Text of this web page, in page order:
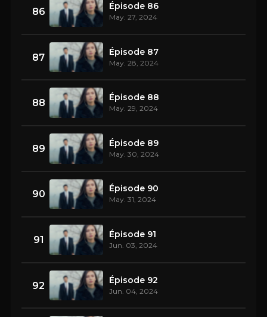
86 Épisode 86
May. 27, 2024
87 Épisode 87
May. 28, 2024
88 Épisode 88
May. 29, 2024
89 Épisode 89
May. 30, 2024
90 Épisode 90
May. 31, 2024
91 Épisode 91
Jun. 03, 2024
92 Épisode 92
Jun. 04, 2024